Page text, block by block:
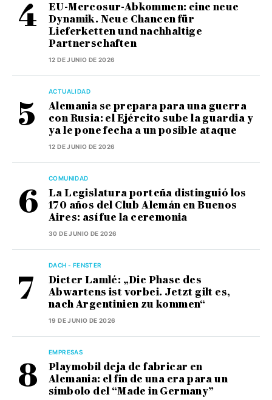
EU-Mercosur-Abkommen: eine neue
Dynamik. Neue Chancen für
Lieferketten und nachhaltige
Partnerschaften
12 DE JUNIO DE 2026
ACTUALIDAD
Alemania se prepara para una guerra
con Rusia: el Ejército sube la guardia y
ya le pone fecha a un posible ataque
12 DE JUNIO DE 2026
COMUNIDAD
La Legislatura porteña distinguió los
170 años del Club Alemán en Buenos
Aires: así fue la ceremonia
30 DE JUNIO DE 2026
DACH - FENSTER
Dieter Lamlé: „Die Phase des
Abwartens ist vorbei. Jetzt gilt es,
nach Argentinien zu kommen“
19 DE JUNIO DE 2026
EMPRESAS
Playmobil deja de fabricar en
Alemania: el fin de una era para un
símbolo del “Made in Germany”